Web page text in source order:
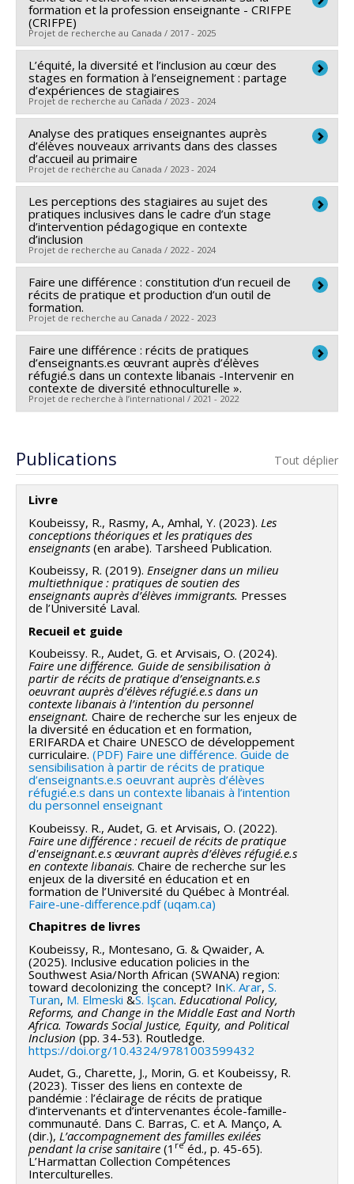
Sirois,Aline Niyubahwe,Marina Schwimmer,
Anderson Araujo-Oliveira ,Nadia Cody
Mathieu
Petit,Daniel Moreau,Nadia Naffi,Chantal Tremblay,
Géraldine Heilporn,Audrey Raynault
Pelletier,Nicolas Guichon,Jonathan Chevrier,Claire
Moreau ,Élisabeth Jacob,Marie-Maude Dubuc
Geneviève Messier, Félix Berrigan,Christiane
Trottier ,Suzanne Guillemette,Andrée Lessard
Monica Boudreau
, Julie Beaulieu Julie Mélançon
Jessy Marin,Ruth Philion ,Bernard Wentzel,
Raphaël
Gani,Salem Amamou,Florent Biao,David Bezeau
Mélissa Bissonnette,Josiane Caron
Nathalie Gagnon Nancy Goyette
Olivier
Lemieux,Anne Nadeau,Christophe Point ,Catherine
Simard,Émilie Tremblay-Wragg,Josée-Anne Gouin
Sylvie Morais,Lionel Roche,Mathieu Thibault,Brice
Favier-Ambrosini,Joëlle Duval,Emmanuelle Soucy
Olivia Monfette, Dominic Voyer
Sources de financement :FRQSC/Fonds de recherche
du Québec - Société et culture (FQRSC)
Programme Regroupements stratégiques
de développement Savoir
Co-chercheurs : Garine Papazian-Zohrabian
Rahm
Sources de financement :CRSH/Conseil de recherches
en sciences humaines du Canada
Programmes de subvention :
PVX20020-Subvention
institutionnelle du CRSH - Subventions d'exploration
formation et la profession enseignante - CRIFPE
(CRIFPE)
Projet de recherche au Canada / 2017 - 2025
Chercheur principal : Maurice Tardif (In memoriam)
Thierry Karsenti,Marc André Éthier,Marie-Odile
Magnan
Co-chercheurs :
Michel Janosz Colette Gervais
Christian Maroy,Claude Lessard,Serge J. Larivée
Annie Malo,Joëlle Morrissette ,Martial Dembélé
Marie Thériault,Bruno Poellhuber,Cecilia Borges,
Michel Lepage, Francisco A. Loiola ,Pierre Canisius
Kamanzi,Alexandre Lanoix,Adriana Morales-Perlaza
Geneviève Carpentier,Lyne Martel
Rola Koubeissy,Carlo Spallanzani,Sylvain Turcotte,
Sylvie Beaudoin,Jean-François Desbiens,Stéphane
Martineau, François Larose,Philippe Maubant
Martine Peters,Liliane Portelance
Monica Cividini
Christine Couture , David Lefrançois
,
Steve Bissonnette,Enrique Correa Molina
Boutonnet,Yves Couturier,François Vincent,Sivane
Hirsch,Normand Roy,Lizanne Lafontaine
Bouvier,Bruce Maxwell
Jacques
Cherblanc,Constance Lavoie,Catherine Duquette,
Judith Émery-Bruneau
,Glorya Pellerin,Nancy Lauzon,Mathieu Gagnon
Sandra Coulombe,Martin Lepine,Christian Dumais
Denis Simard, Jean-François Cardin ,Érick Falardeau
Martine Mottet,Louise Ménard,Carole Raby,
Helena Boublil-Ekimova
Gohier,Brigitte Voyer,Ophélie Tremblay,Diane
Leduc,Stéphane Villeneuve,Philippe Chaubert
Poyet,Sylvie Manon Fontaine,Arianne Robichaud
Marie-Andrée Lord,Marion Sauvaire,Alain Savoie
Claudia Gagnon,Marie-France Nadeau,François
Vandercleyen,Johanne Grenier,Claudia Verret,
Hélène Duval,France Dufour,Marie-Claude Larouche
,Sacha Rose Stoloff,Natalie Lavoie,Joane Deneault
Grégoire,Tegwen Gadais,Alain Huot,Anastassis
Kozanitis,Thomas Rajotte,Jérôme Leriche,Priscilla
Boyer,Patrick Plante ,Sawsen Ahlem Lakhal Chaieb
Catinca Adriana Stan,Nathalie Gagnon ,Anila Fejzo
Gravelle
Myriam Villeneuve-Lapointe,Geneviève Sirois
Jonathan Smith,Marie-Hélène Forget, Aline
Niyubahwe,Marina Schwimmer,Anderson Araujo-
Oliveira,Nadia Cody ,Andréanne Gagné,Charlaine St-
Jean,Mathieu Petit,Nadia Naffi ,Chantal Tremblay
Géraldine Heilporn,Audrey Raynault,Marie-Andrée
Pelletier, Nicolas Guichon,Jonathan Chevrier,Claire
Moreau,Élisabeth Jacob ,Marie-Maude Dubuc
Geneviève Messier ,Félix Berrigan,Christiane
Trottier,Suzanne Guillemette,Monica Boudreau
Julie Beaulieu,Julie Mélançon ,Jessy Marin,
Philion,Bernard Wentzel
L’équité, la diversité et l’inclusion au cœur des
stages en formation à l’enseignement : partage
d’expériences de stagiaires
Projet de recherche au Canada / 2023 - 2024
Chercheur principal : Rola Koubeissy
Co-chercheurs : Annie Malo, Ariane Provencher
Kimberly Naugler
Analyse des pratiques enseignantes auprès
d’élèves nouveaux arrivants dans des classes
d’accueil au primaire
Projet de recherche au Canada / 2023 - 2024
Chercheur principal : Rola Koubeissy
Les perceptions des stagiaires au sujet des
pratiques inclusives dans le cadre d’un stage
d’intervention pédagogique en contexte
d’inclusion
Projet de recherche au Canada / 2022 - 2024
Chercheur principal : Rola Koubeissy
Co-chercheurs : Annie Malo
Faire une différence : constitution d’un recueil de
récits de pratique et production d’un outil de
formation.
Projet de recherche au Canada / 2022 - 2023
Chercheur principal : Geneviève Audet
Co-chercheurs : Rola Koubeissy,Olivier Arvisais
Faire une différence : récits de pratiques
d’enseignants.es œuvrant auprès d’élèves
réfugié.s dans un contexte libanais -Intervenir en
contexte de diversité ethnoculturelle ».
Projet de recherche à l’international / 2021 - 2022
Co-chercheurs :
Publications Tout déplier
Livre
Koubeissy, R., Rasmy, A., Amhal, Y. (2023). Les
conceptions théoriques et les pratiques des
enseignants (en arabe). Tarsheed Publication.
Koubeissy, R. (2019). Enseigner dans un milieu
multiethnique : pratiques de soutien des
enseignants auprès d’élèves immigrants. Presses
de l’Université Laval.
Recueil et guide
Koubeissy. R., Audet, G. et Arvisais, O. (2024).
Faire une différence. Guide de sensibilisation à
partir de récits de pratique d’enseignants.e.s
oeuvrant auprès d’élèves réfugié.e.s dans un
contexte libanais à l’intention du personnel
enseignant. Chaire de recherche sur les enjeux de
la diversité en éducation et en formation,
ERIFARDA et Chaire UNESCO de développement
curriculaire. (PDF) Faire une différence. Guide de
sensibilisation à partir de récits de pratique
d’enseignants.e.s oeuvrant auprès d’élèves
réfugié.e.s dans un contexte libanais à l’intention
du personnel enseignant
Koubeissy. R., Audet, G. et Arvisais, O. (2022).
Faire une différence : recueil de récits de pratique
d'enseignant.e.s œuvrant auprès d’élèves réfugié.e.s
en contexte libanais. Chaire de recherche sur les
enjeux de la diversité en éducation et en
formation de l’Université du Québec à Montréal.
Faire-une-difference.pdf (uqam.ca)
Chapitres de livres
Koubeissy, R., Montesano, G. & Qwaider, A.
(2025). Inclusive education policies in the
Southwest Asia/North African (SWANA) region:
toward decolonizing the concept? InK. Arar, S.
Turan, M. Elmeski &S. İşcan. Educational Policy,
Reforms, and Change in the Middle East and North
Africa. Towards Social Justice, Equity, and Political
Inclusion (pp. 34-53). Routledge.
https://doi.org/10.4324/9781003599432
Audet, G., Charette, J., Morin, G. et Koubeissy, R.
(2023). Tisser des liens en contexte de
pandémie : l’éclairage de récits de pratique
d’intervenants et d’intervenantes école-famille-
communauté. Dans C. Barras, C. et A. Manço, A.
(dir.), L’accompagnement des familles exilées
pendant la crise sanitaire (1 reéd., p. 45-65).
L’Harmattan Collection Compétences
Interculturelles.